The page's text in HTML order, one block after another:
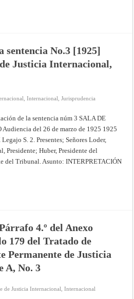
No.3 [1925]
Justicia Internacional,
,Internacional ,Jurisprudencia
de la sentencia núm 3 SALA DE
del 26 de marzo de 1925 1925
S. 2. Presentes; Señores Loder,
Presidente; Huber, Presidente del
del Tribunal. Asunto: INTERPRETACIÓN
4.º del Anexo
179 del Tratado de
Permanente de Justicia
A, No. 3
de Justicia Internacional ,Internacional